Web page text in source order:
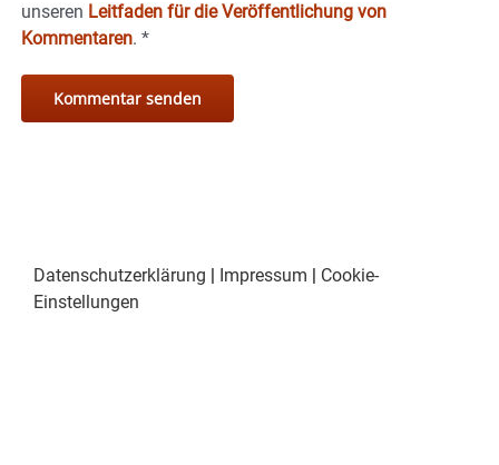
unseren Leitfaden für die Veröffentlichung von
Kommentaren. *
Datenschutzerklärung Impressum
Cookie-
Einstellungen